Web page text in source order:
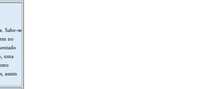
Sabe-se
no
uma
assim